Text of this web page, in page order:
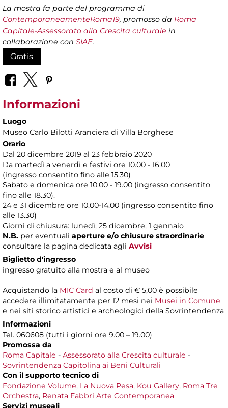
La mostra fa parte del programma di
ContemporaneamenteRoma19, promosso da Roma
Capitale-Assessorato alla Crescita culturale in
collaborazione con SIAE.
Gratis
Informazioni
Luogo
Museo Carlo Bilotti Aranciera di Villa Borghese
Orario
Dal 20 dicembre 2019 al 23 febbraio 2020
Da martedì a venerdì e festivi ore 10.00 - 16.00
(ingresso consentito fino alle 15.30)
Sabato e domenica ore 10.00 - 19.00 (ingresso consentito
fino alle 18.30).
24 e 31 dicembre ore 10.00-14.00 (ingresso consentito fino
alle 13.30)
Giorni di chiusura: lunedì, 25 dicembre, 1 gennaio
N.B. per eventuali aperture e/o chiusure straordinarie
consultare la pagina dedicata agli Avvisi
Biglietto d'ingresso
ingresso gratuito alla mostra e al museo
Acquistando la MIC Card al costo di € 5,00 è possibile
accedere illimitatamente per 12 mesi nei Musei in Comune
e nei siti storico artistici e archeologici della Sovrintendenza
Informazioni
Tel. 060608 (tutti i giorni ore 9.00 – 19.00)
Promossa da
Roma Capitale - Assessorato alla Crescita culturale -
Sovrintendenza Capitolina ai Beni Culturali
Con il supporto tecnico di
Fondazione Volume, La Nuova Pesa, Kou Gallery, Roma Tre
Orchestra, Renata Fabbri Arte Contemporanea
Servizi museali